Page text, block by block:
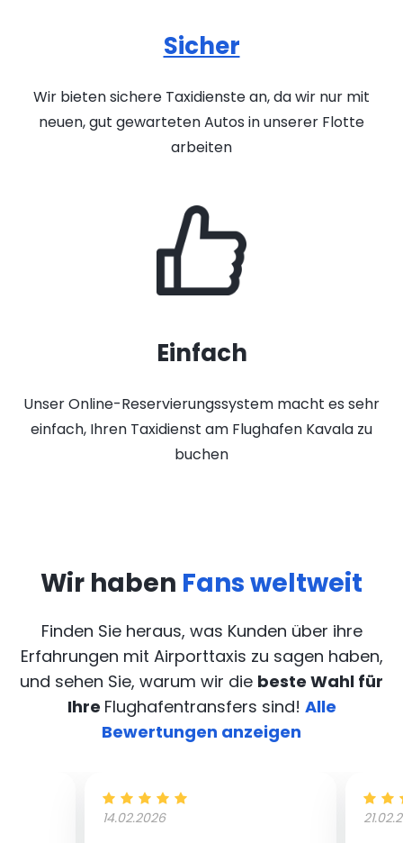
Sicher
Wir bieten sichere Taxidienste an, da wir nur mit
neuen, gut gewarteten Autos in unserer Flotte
arbeiten
Einfach
Unser Online-Reservierungssystem macht es sehr
einfach, Ihren Taxidienst am Flughafen Kavala zu
buchen
Wir haben Fans weltweit
Finden Sie heraus, was Kunden über ihre
Erfahrungen mit Airporttaxis zu sagen haben,
und sehen Sie, warum wir die beste Wahl für
Ihre Flughafentransfers sind! Alle
Bewertungen anzeigen
14.02.2026